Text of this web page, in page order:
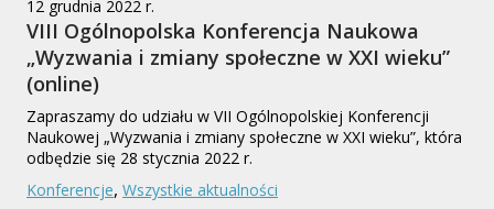
12 grudnia 2022 r.
VIII Ogólnopolska Konferencja Naukowa
„Wyzwania i zmiany społeczne w XXI wieku”
(online)
Zapraszamy do udziału w VII Ogólnopolskiej Konferencji
Naukowej „Wyzwania i zmiany społeczne w XXI wieku”, która
odbędzie się 28 stycznia 2022 r.
Konferencje, Wszystkie aktualności